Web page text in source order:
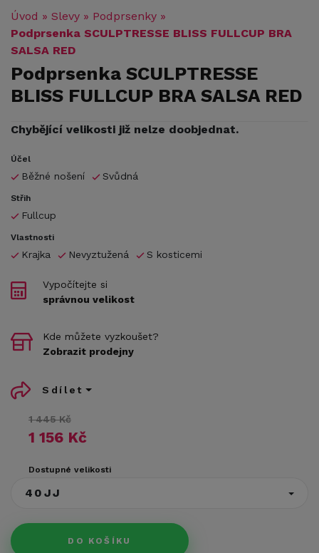
Úvod » Slevy » Podprsenky »
Podprsenka SCULPTRESSE BLISS FULLCUP BRA
SALSA RED
Podprsenka SCULPTRESSE
BLISS FULLCUP BRA SALSA RED
Chybějící velikosti již nelze doobjednat.
Účel
Běžné nošení Svůdná
Střih
Fullcup
Vlastnosti
Krajka Nevyztužená S kosticemi
1 445 Kč
1 156 Kč
Dostupné velikosti
40JJ
DO KOŠÍKU
Vypočítejte si
správnou velikost
Kde můžete vyzkoušet?
Zobrazit prodejny
Sdílet